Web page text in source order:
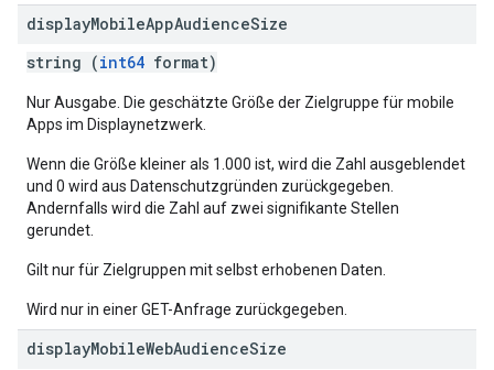
displayMobileAppAudienceSize
string (int64 format)
Nur Ausgabe. Die geschätzte Größe der Zielgruppe für mobile
Apps im Displaynetzwerk.
Wenn die Größe kleiner als 1.000 ist, wird die Zahl ausgeblendet
und 0 wird aus Datenschutzgründen zurückgegeben.
Andernfalls wird die Zahl auf zwei signifikante Stellen
gerundet.
Gilt nur für Zielgruppen mit selbst erhobenen Daten.
Wird nur in einer GET-Anfrage zurückgegeben.
displayMobileWebAudienceSize